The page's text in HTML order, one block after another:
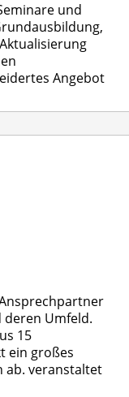
und
Angebot
Umfeld.
15
ein großes
ab. veranstaltet